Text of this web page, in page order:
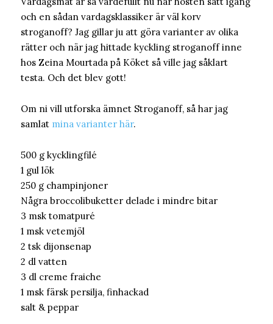
och en sådan vardagsklassiker är väl korv
stroganoff? Jag gillar ju att göra varianter av olika
rätter och när jag hittade kyckling stroganoff inne
hos Zeina Mourtada på Köket så ville jag såklart
testa. Och det blev gott!
Om ni vill utforska ämnet Stroganoff, så har jag
samlat mina varianter här.
500 g kycklingfilé
1 gul lök
250 g champinjoner
Några broccolibuketter delade i mindre bitar
3 msk tomatpuré
1 msk vetemjöl
2 tsk dijonsenap
2 dl vatten
3 dl creme fraiche
1 msk färsk persilja, finhackad
salt & peppar